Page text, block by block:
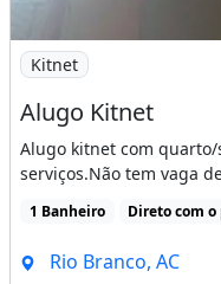
Imagem: Alugo Kitnet
Kitnet
Alugo Kitnet
Alugo kitnet com
serviços.Não tem vaga
1 Banheiro Direto com
Rio Branco, AC